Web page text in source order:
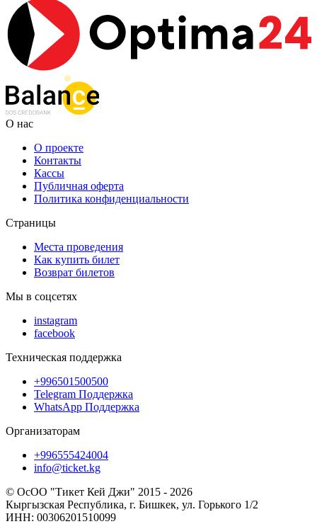
О нас
О проекте
Контакты
Кассы
Публичная оферта
Политика конфиденциальности
Страницы
Места проведения
Как купить билет
Возврат билетов
Мы в соцсетях
instagram
facebook
Техническая поддержка
+996501500500
Telegram Поддержка
WhatsApp Поддержка
Организаторам
+996555424004
info@ticket.kg
© ОсОО "Тикет Кей Джи" 2015 - 2026
Кыргызская Республика, г. Бишкек, ул. Горького 1/2
ИНН: 00306201510099